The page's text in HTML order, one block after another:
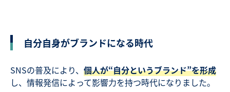
自分自身がブランドになる時代
SNSの普及により、 個人が“自分というブランド”を形成
し、情報発信によって影響力を持つ時代になりました。